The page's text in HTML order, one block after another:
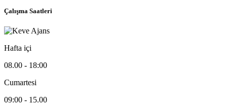
Çalışma Saatleri
Hafta içi
08.00 - 18:00
Cumartesi
09:00 - 15.00